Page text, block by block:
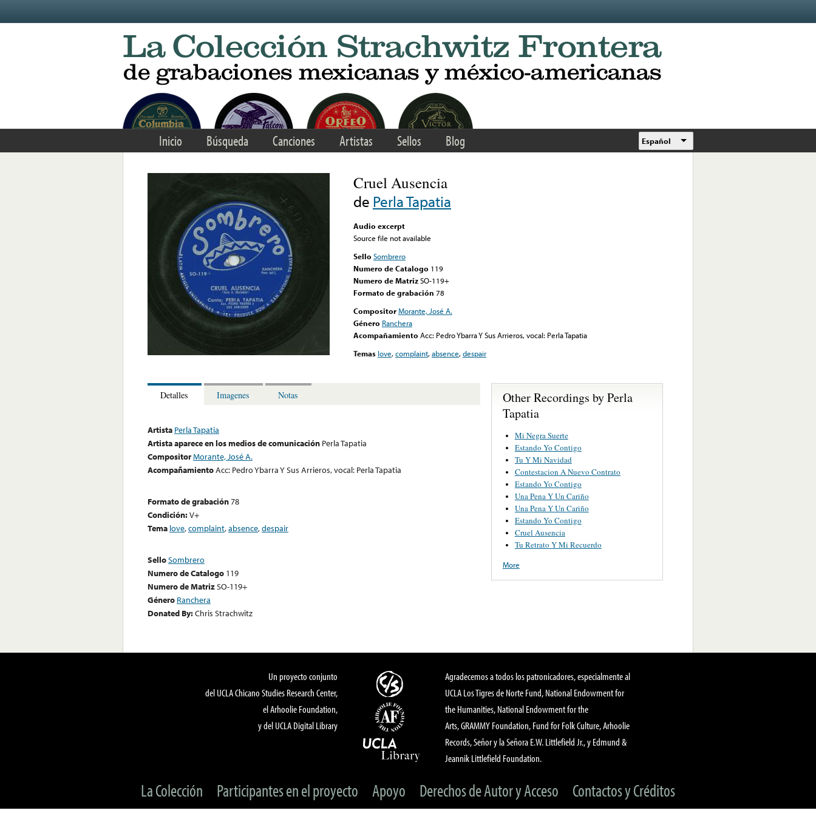
Inicio Búsqueda Canciones Artistas Sellos Blog Español
Cruel Ausencia
de Perla Tapatia
Audio excerpt
Source file not available
Sello Sombrero
Numero de Catalogo 119
Numero de MatrizSO-119+
Formato de grabación 78
CompositorMorante, José A.
Género Ranchera
Acompañamiento Acc: Pedro Ybarra Y Sus Arrieros, vocal: Perla Tapatia
Temas love,complaint,absence,despair
Detalles Imagenes Notas
Artista Perla Tapatia
Artista aparece en los medios de comunicación Perla Tapatia
CompositorMorante, José A.
AcompañamientoAcc: Pedro Ybarra Y Sus Arrieros, vocal: Perla Tapatia
Formato de grabación78
Condición:V+
Tema love,complaint,absence,despair
SelloSombrero
Numero de Catalogo 119
Numero de MatrizSO-119+
Género Ranchera
Donated By:Chris Strachwitz
Other Recordings by Perla
Tapatia
Mi Negra Suerte
Estando Yo Contigo
Tu Y Mi Navidad
Contestacion A Nuevo Contrato
Estando Yo Contigo
Una Pena Y Un Cariño
Una Pena Y Un Cariño
Estando Yo Contigo
Cruel Ausencia
Tu Retrato Y Mi Recuerdo
More
Un proyecto conjunto
del UCLA Chicano Studies Research Center,
el Arhoolie Foundation,
y del UCLA Digital Library
Agradecemos a todos los patronicadores, especialmente al
UCLA Los Tigres de Norte Fund, National Endowment for
the Humanities, National Endowment for the
Arts, GRAMMY Foundation, Fund for Folk Culture, Arhoolie
Records, Señor y la Señora E.W. Littlefield Jr., y Edmund &
Jeannik Littlefield Foundation.
La Colección Participantes en el proyecto Apoyo Derechos de Autor y Acceso Contactos y Créditos